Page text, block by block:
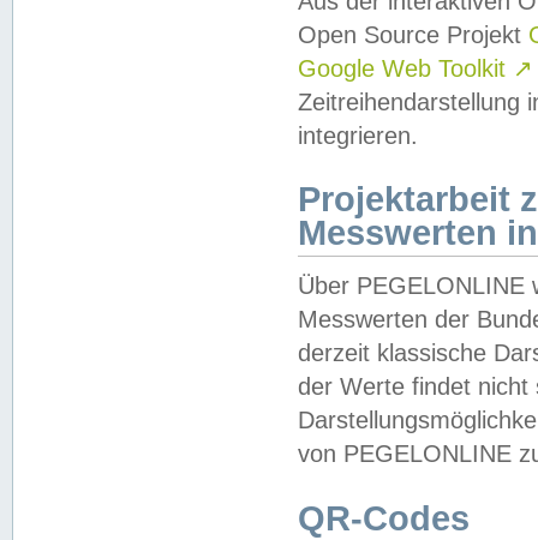
Open Source Projekt
Google Web Toolkit ↗
Zeitreihendarstellung
integrieren.
Projektarbeit
Messwerten
Über PEGELONLINE
Messwerten der
derzeit klassische
der Werte findet
von PEGELONLINE
QR-Codes